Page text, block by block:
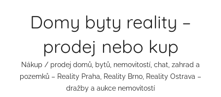
Domy byty reality –
prodej nebo kup
Nákup / prodej domů, bytů, nemovitostí, chat, zahrad a
pozemků – Reality Praha, Reality Brno, Reality Ostrava –
dražby a aukce nemovitostí